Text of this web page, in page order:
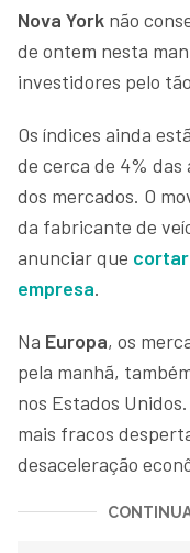
Nova York não
de ontem nesta
investidores pelo
Os índices ainda
de cerca de 4% das
dos mercados. O
da fabricante de
anunciar que
empresa.
Na Europa, os
pela manhã,
nos Estados
mais fracos
desaceleração